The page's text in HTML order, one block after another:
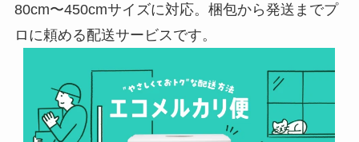
80cm〜450cmサイズに対応。梱包から発送までプ
ロに頼める配送サービスです。